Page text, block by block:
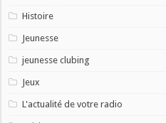
Histoire
Jeunesse
jeunesse clubing
Jeux
L'actualité de votre radio